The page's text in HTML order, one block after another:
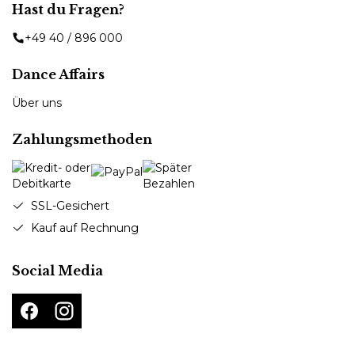
Hast du Fragen?
+49 40 / 896 000
Dance Affairs
Über uns
Zahlungsmethoden
SSL-Gesichert
Kauf auf Rechnung
Social Media